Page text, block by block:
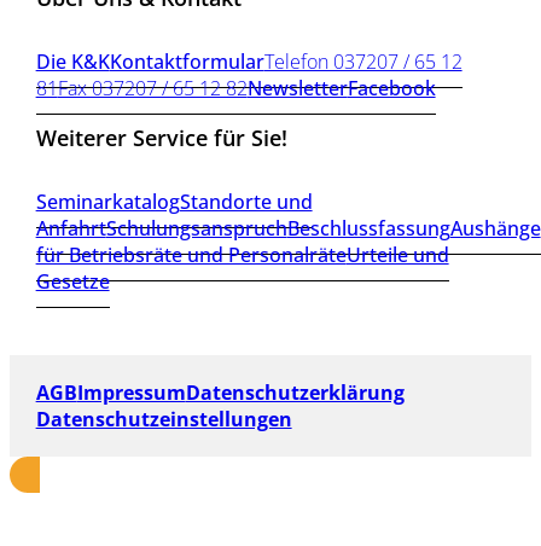
Die K&KKontaktformularTelefon 037207 / 65 12
81Fax 037207 / 65 12 82NewsletterFacebook
Weiterer Service für Sie!
SeminarkatalogStandorte und
AnfahrtSchulungsanspruchBeschlussfassungAushänge
für Betriebsräte und PersonalräteUrteile und
Gesetze
AGBImpressumDatenschutzerklärung
Datenschutzeinstellungen